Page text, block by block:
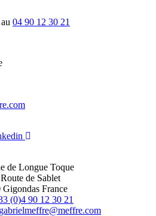
04 90 12 30 21
de Longue Toque
de Sablet
Gigondas France
(0)4 90 12 30 21